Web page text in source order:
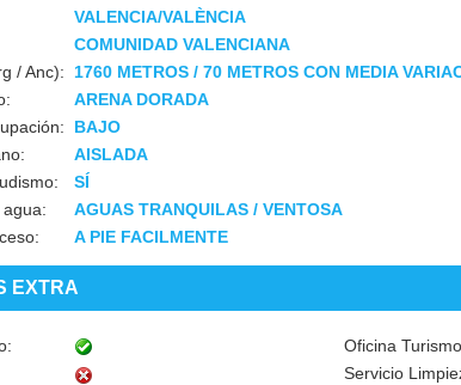
VALENCIA/VALÈNCIA
COMUNIDAD VALENCIANA
/ Anc):
1760 METROS / 70 METROS CON MEDIA
ARENA DORADA
BAJO
AISLADA
SÍ
AGUAS TRANQUILAS / VENTOSA
A PIE FACILMENTE
EXTRA
Oficina
Servicio